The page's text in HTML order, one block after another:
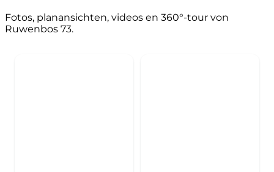
Fotos, planansichten, videos en 360°-tour von
Ruwenbos 73.